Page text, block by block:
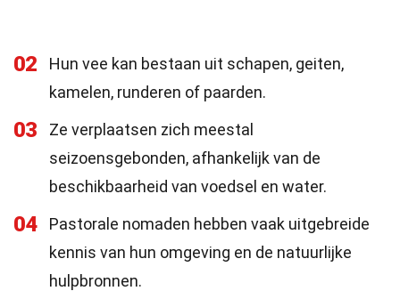
02
Hun vee kan bestaan uit schapen, geiten,
kamelen, runderen of paarden.
03
Ze verplaatsen zich meestal
seizoensgebonden, afhankelijk van de
beschikbaarheid van voedsel en water.
04
Pastorale nomaden hebben vaak uitgebreide
kennis van hun omgeving en de natuurlijke
hulpbronnen.